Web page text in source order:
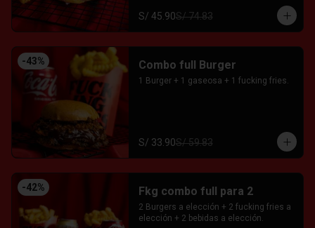
S/ 45.90S/ 74.83
-43% Combo full Burger
1 Burger + 1 gaseosa + 1 fucking fries.
S/ 33.90S/ 59.83
-42% Fkg combo full para 2
2 Burgers a elección + 2 fucking fries a
elección + 2 bebidas a elección.